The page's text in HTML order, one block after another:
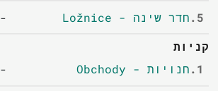
5. חדר שינה - Ložnice -
קניות
1. חנויות - Obchody -